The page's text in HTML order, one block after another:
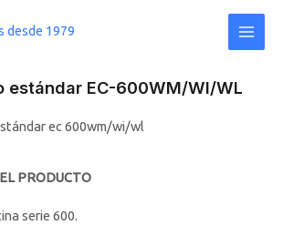
Main
estándar EC-600WM/WI/WL
PRODUCTO
serie 600.